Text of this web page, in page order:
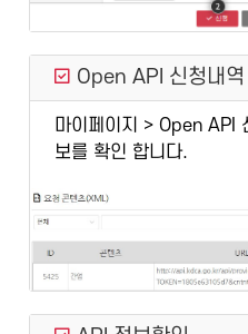
Open API 신청내역
마이페이지 > Open API
보를 확인 합니다.